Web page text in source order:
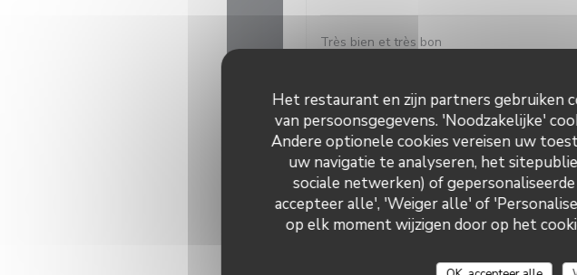
Het restaurant en zijn partners gebruiken
van persoonsgegevens. 'Noodzakelijke'
Andere optionele cookies vereisen uw
uw navigatie te analyseren, het
sociale netwerken) of
accepteer alle', 'Weiger alle' of
op elk moment wijzigen door op het
Très bien et très bon
Chantal M
2026-08-05- 12:15 - Gasten 2
Très bon accueil et excellent repas.
systématiquement dans ce restaurant. On
- 12:00 - Gasten 2
Restaurant